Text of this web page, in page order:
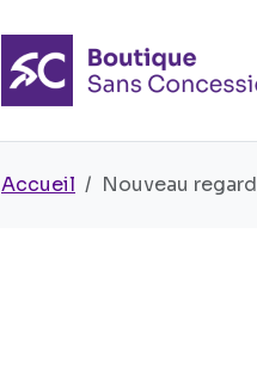
Accueil Nouveau regard